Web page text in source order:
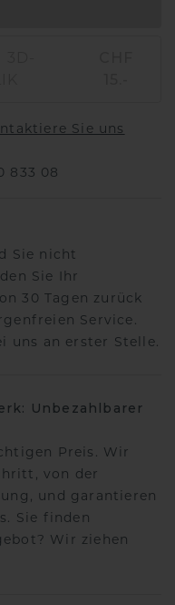
Sie uns
833 08
Sie nicht
Sie Ihr
30 Tagen zurück
Service.
uns an erster Stelle.
Unbezahlbarer
Preis. Wir
von der
und garantieren
Sie finden
Wir ziehen